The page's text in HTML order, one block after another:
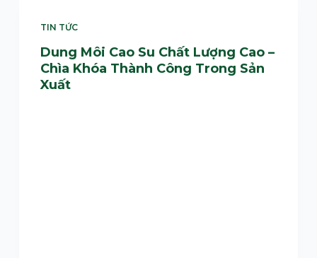
TIN TỨC
Dung Môi Cao Su Chất Lượng Cao –
Chìa Khóa Thành Công Trong Sản
Xuất